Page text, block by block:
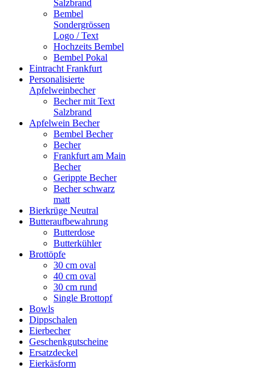
Salzbrand
Bembel
Sondergrössen
Logo / Text
Hochzeits Bembel
Bembel Pokal
Eintracht Frankfurt
Personalisierte
Apfelweinbecher
Becher mit Text
Salzbrand
Apfelwein Becher
Bembel Becher
Becher
Frankfurt am Main
Becher
Gerippte Becher
Becher schwarz
matt
Bierkrüge Neutral
Butteraufbewahrung
Butterdose
Butterkühler
Brottöpfe
30 cm oval
40 cm oval
30 cm rund
Single Brottopf
Bowls
Dippschalen
Eierbecher
Geschenkgutscheine
Ersatzdeckel
Eierkäsform